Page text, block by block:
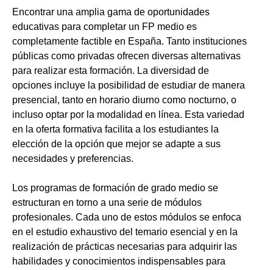
Encontrar una amplia gama de oportunidades
educativas para completar un FP medio es
completamente factible en España. Tanto instituciones
públicas como privadas ofrecen diversas alternativas
para realizar esta formación. La diversidad de
opciones incluye la posibilidad de estudiar de manera
presencial, tanto en horario diurno como nocturno, o
incluso optar por la modalidad en línea. Esta variedad
en la oferta formativa facilita a los estudiantes la
elección de la opción que mejor se adapte a sus
necesidades y preferencias.
Los programas de formación de grado medio se
estructuran en torno a una serie de módulos
profesionales. Cada uno de estos módulos se enfoca
en el estudio exhaustivo del temario esencial y en la
realización de prácticas necesarias para adquirir las
habilidades y conocimientos indispensables para